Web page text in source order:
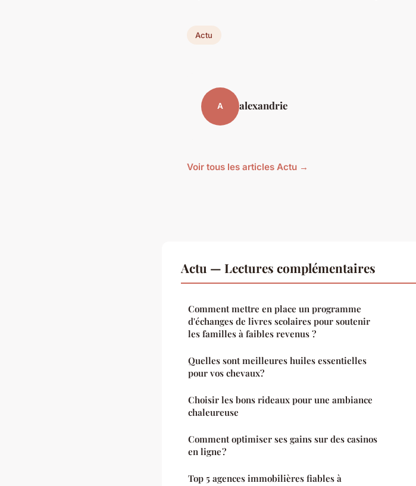
Actu
A alexandrie
Voir tous les articles Actu →
Actu — Lectures complémentaires
Comment mettre en place un programme
d'échanges de livres scolaires pour soutenir
les familles à faibles revenus ?
Quelles sont meilleures huiles essentielles
pour vos chevaux?
Choisir les bons rideaux pour une ambiance
chaleureuse
Comment optimiser ses gains sur des casinos
en ligne ?
Top 5 agences immobilières fiables à